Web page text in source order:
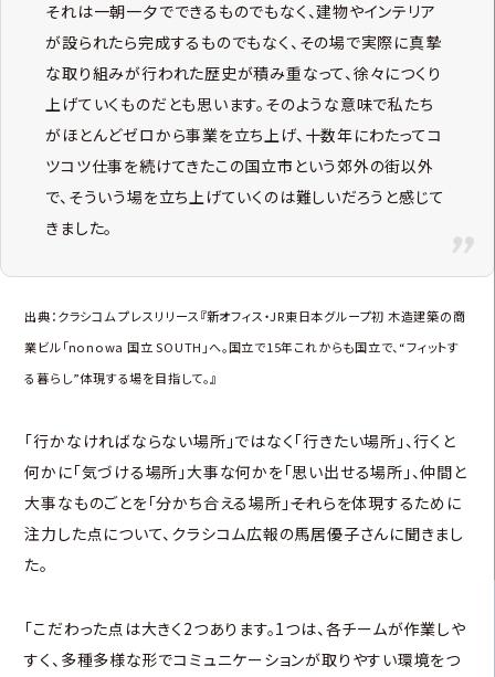
それは一朝一夕でできるものでもなく、建物やインテリア
が設られたら完成するものでもなく、その場で実際に真摯
な取り組みが行われた歴史が積み重なって、徐々につくり
上げていくものだとも思います。そのような意味で私たち
がほとんどゼロから事業を立ち上げ、十数年にわたってコ
ツコツ仕事を続けてきたこの国立市という郊外の街以外
で、そういう場を立ち上げていくのは難しいだろうと感じて
きました。
出典：クラシコム プレスリリース『新オフィス・JR東日本グループ初 木造建築の商
業ビル「nonowa 国立 SOUTH」へ。国立で15年これからも国立で、“フィットす
る暮らし”体現する場を目指して。』
「行かなければならない場所」ではなく「行きたい場所」、行くと
何かに「気づける場所」大事な何かを「思い出せる場所」、仲間と
大事なものごとを「分かち合える場所」――それらを体現するために
注力した点について、クラシコム広報の馬居優子さんに聞きまし
た。
「こだわった点は大きく2つあります。1つは、各チームが作業しや
すく、多種多様な形でコミュニケーションが取りやすい環境をつ